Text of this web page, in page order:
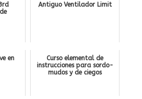
Antiguo Ventilador Limit
en
Curso elemental de
instrucciones para sordo-
mudos y de ciegos